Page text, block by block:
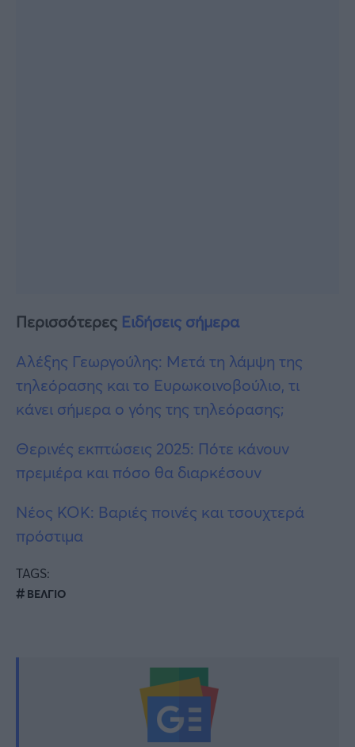
Περισσότερες Ειδήσεις σήμερα
Αλέξης Γεωργούλης: Μετά τη λάμψη της
τηλεόρασης και το Ευρωκοινοβούλιο, τι
κάνει σήμερα ο γόης της τηλεόρασης;
Θερινές εκπτώσεις 2025: Πότε κάνουν
πρεμιέρα και πόσο θα διαρκέσουν
Νέος ΚΟΚ: Βαριές ποινές και τσουχτερά
πρόστιμα
TAGS:
ΒΕΛΓΙΟ